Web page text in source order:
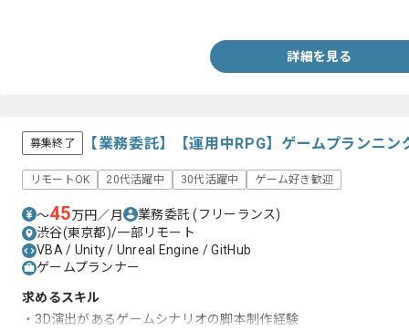
詳細を見る
募集終了 【業務委託】【運用中RPG】ゲームプランニ
リモートOK 20代活躍中 30代活躍中 ゲーム好き歓迎
〜45万円／月 業務委託(フリーランス)
渋谷(東京都)/一部リモート
VBA / Unity / Unreal Engine / GitHub
ゲームプランナー
求めるスキル
・3D演出があるゲームシナリオの脚本制作経験